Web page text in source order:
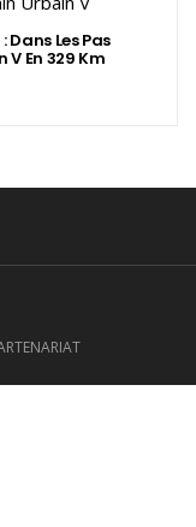
Dans Les Pas
V En 329 Km